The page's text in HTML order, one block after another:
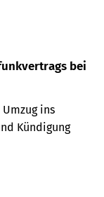
bei
ins
Kündigung